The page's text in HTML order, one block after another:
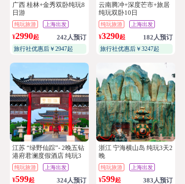
广西 桂林+金秀双卧纯玩8
日游
纯玩旅游 上海出发
¥2990起 242人预订
旅行社优惠后￥2947起
云南腾冲+深度芒市+旅居
纯玩双卧10日
纯玩旅游 上海出发
¥3290起 182人预订
旅行社优惠后￥3247起
江苏 “绿野仙踪”- 2晚五钻
港府君澜度假酒店 纯玩3
天2晚
纯玩旅游 上海出发
¥599起 324人预订
浙江 宁海横山岛 纯玩3天2
晚
纯玩旅游 上海出发
¥599起 383人预订